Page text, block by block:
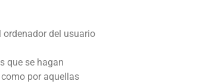
del usuario
que se hagan
por aquellas